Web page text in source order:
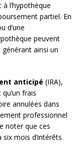
l’hypothèque
partiel. En
d’une
peuvent
ainsi un
anticipé (IRA),
frais
annulées dans
professionnel
noter que ces
mois d’intérêts